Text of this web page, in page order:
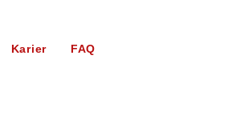
Karier FAQ